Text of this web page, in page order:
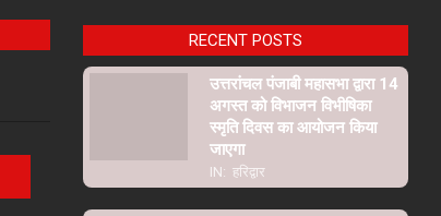
RECENT POSTS
उत्तरांचल पंजाबी महासभा द्वारा 14
अगस्त को विभाजन विभीषिका
स्मृति दिवस का आयोजन किया
जाएगा
IN: हरिद्वार